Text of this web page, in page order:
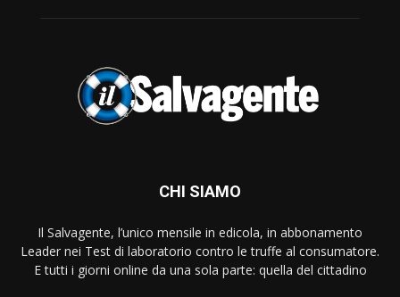
CHI SIAMO
Il Salvagente, l’unico mensile in edicola, in abbonamento
Leader nei Test di laboratorio contro le truffe al consumatore.
E tutti i giorni online da una sola parte: quella del cittadino